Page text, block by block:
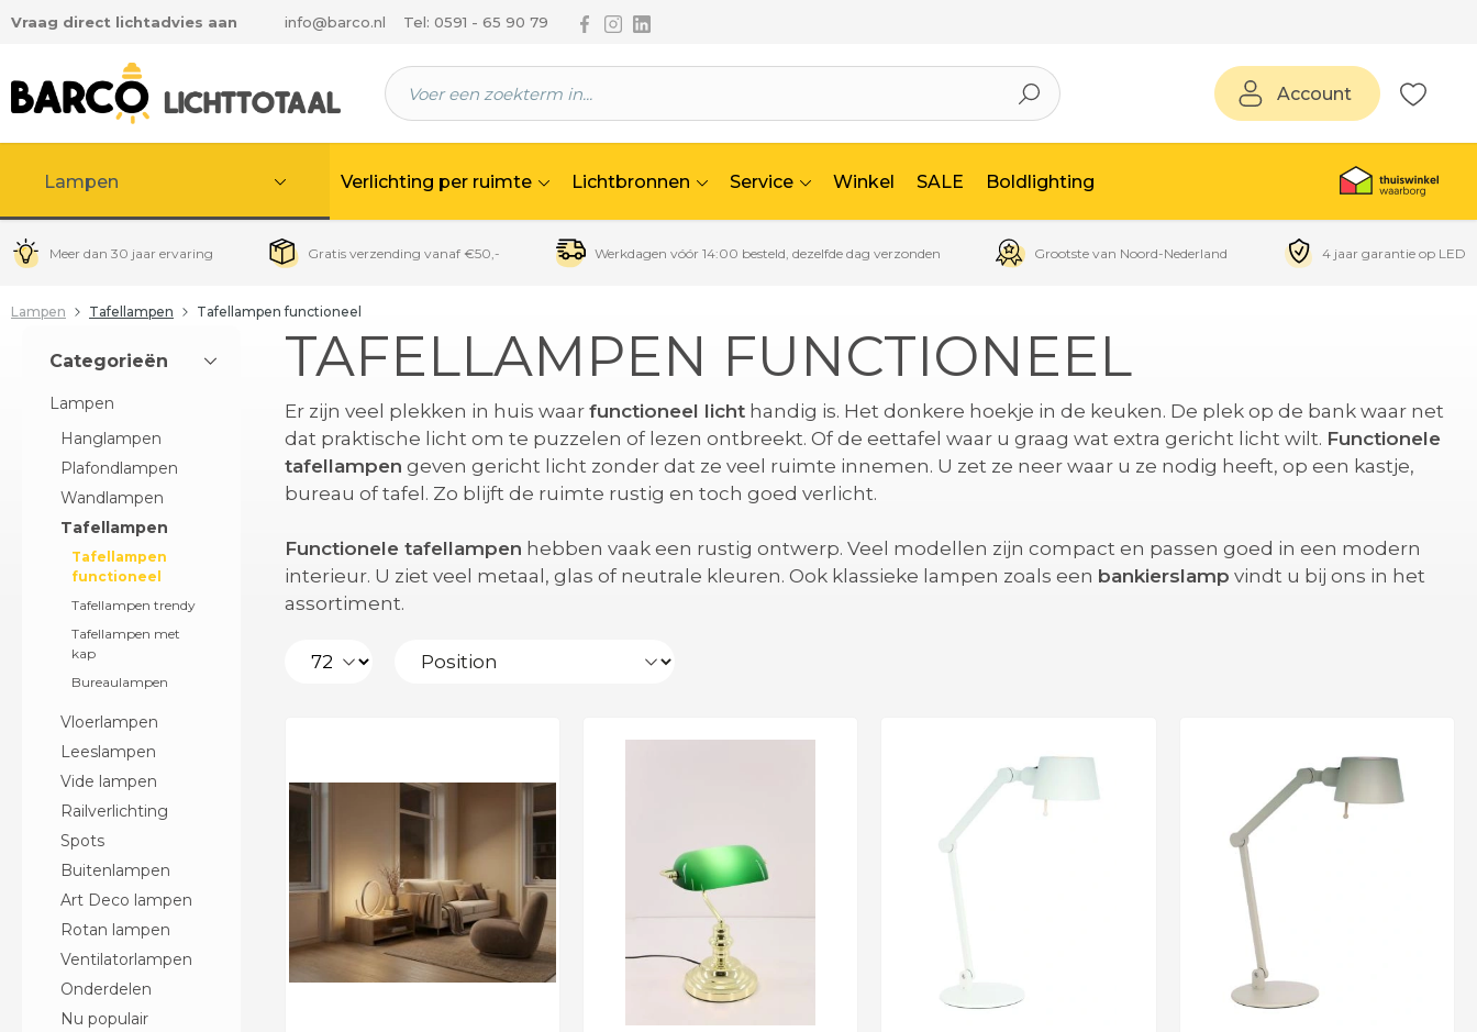
hoofdinhoud
Vraag direct lichtadvies aan info@barco.nl Tel: 0591 - 65 90 79 Volg ons via Facebook
Volg ons via Instagram
Volg ons via Linkedin
Account
Lampen Verlichting per ruimte Lichtbronnen Service Winkel SALE Boldlighting
Meer dan 30 jaar ervaring Gratis verzending vanaf €50,- Werkdagen vóór 14:00 besteld, dezelfde dag verzonden Grootste van Noord-Nederland 4 jaar garantie op LED
Lampen Tafellampen Tafellampen functioneel
Categorieën
Lampen
Hanglampen
Plafondlampen
Wandlampen
Tafellampen
Tafellampen
functioneel
Tafellampen trendy
Tafellampen met
kap
Bureaulampen
Vloerlampen
Leeslampen
Vide lampen
Railverlichting
Spots
Buitenlampen
Art Deco lampen
Rotan lampen
Ventilatorlampen
Onderdelen
Nu populair
TAFELLAMPEN FUNCTIONEEL
Er zijn veel plekken in huis waar functioneel lichthandig is. Het donkere hoekje in de keuken. De plek op de bank waar net
dat praktische licht om te puzzelen of lezen ontbreekt. Of de eettafel waar u graag wat extra gericht licht wilt. Functionele
tafellampen geven gericht licht zonder dat ze veel ruimte innemen. U zet ze neer waar u ze nodig heeft, op een kastje,
bureau of tafel. Zo blijft de ruimte rustig en toch goed verlicht.
Functionele tafellampen hebben vaak een rustig ontwerp. Veel modellen zijn compact en passen goed in een modern
interieur. U ziet veel metaal, glas of neutrale kleuren. Ook klassieke lampen zoals een bankierslamp vindt u bij ons in het
assortiment.